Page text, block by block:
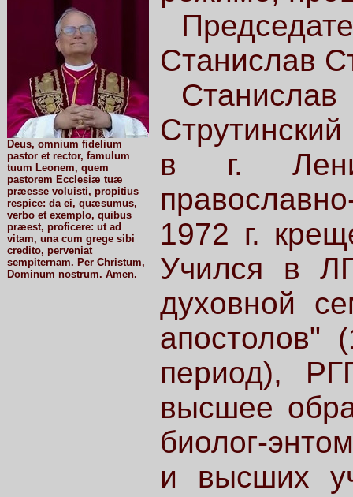
Deus, omnium fidelium
pastor et rector, famulum
tuum Leonem, quem
pastorem Ecclesiæ tuæ
præesse voluisti, propitius
respice: da ei, quæsumus,
verbo et exemplo, quibus
præest, proficere: ut ad
vitam, una cum grege sibi
credito, perveniat
sempiternam. Per Christum,
Dominum nostrum. Amen.
Станислав
в г.
1972 г.
Учился в
духовной
апостолов"
период),
высшее
биолог-
и высших